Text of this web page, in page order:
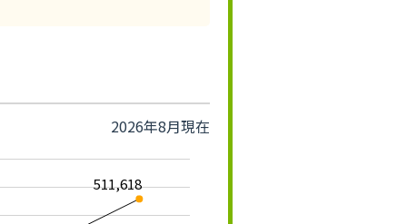
2026年8月現在
511,618